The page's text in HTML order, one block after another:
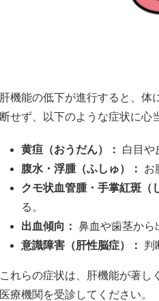
肝機能の低下が進行すると、体
断せず、以下のような症状に心
黄疸（おうだん）：
白目や
腹水・浮腫（ふしゅ）：
お
クモ状血管腫・手掌紅斑（
る。
出血傾向： 鼻血や歯茎から
意識障害（肝性脳症）：
判
これらの症状は、肝機能が著し
医療機関を受診してください。